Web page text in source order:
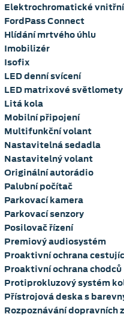
Elektrochromatické
FordPass Connect
Hlídání mrtvého úhlu
Imobilizér
Isofix
LED denní svícení
LED matrixové světlomety
Litá kola
Mobilní připojení
Multifunkční volant
Nastavitelná sedadla
Nastavitelný volant
Originální autorádio
Palubní počítač
Parkovací kamera
Parkovací senzory
Posilovač řízení
Premiový audiosystém
Proaktivní ochrana
Proaktivní ochrana chodců
Protiprokluzový systém
Přístrojová deska s
Rozpoznávání dopravních